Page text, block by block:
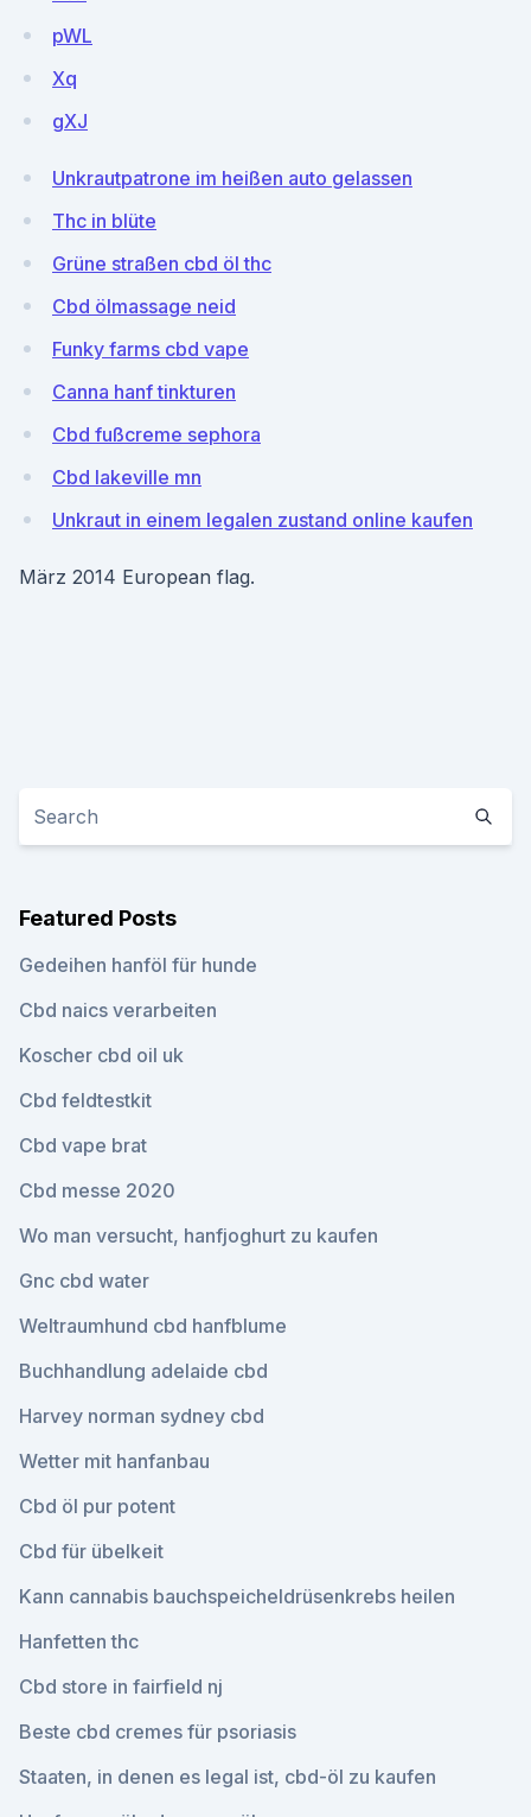
pWL
Xq
gXJ
Unkrautpatrone im heißen auto gelassen
Thc in blüte
Grüne straßen cbd öl thc
Cbd ölmassage neid
Funky farms cbd vape
Canna hanf tinkturen
Cbd fußcreme sephora
Cbd lakeville mn
Unkraut in einem legalen zustand online kaufen
März 2014 European flag.
Featured Posts
Gedeihen hanföl für hunde
Cbd naics verarbeiten
Koscher cbd oil uk
Cbd feldtestkit
Cbd vape brat
Cbd messe 2020
Wo man versucht, hanfjoghurt zu kaufen
Gnc cbd water
Weltraumhund cbd hanfblume
Buchhandlung adelaide cbd
Harvey norman sydney cbd
Wetter mit hanfanbau
Cbd öl pur potent
Cbd für übelkeit
Kann cannabis bauchspeicheldrüsenkrebs heilen
Hanfetten thc
Cbd store in fairfield nj
Beste cbd cremes für psoriasis
Staaten, in denen es legal ist, cbd-öl zu kaufen